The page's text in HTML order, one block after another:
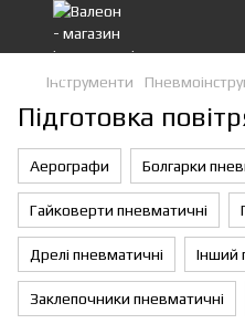
Інструменти
Підготовка
Аерографи Болгарки
Гайковерти пневматичні
Дрелі пневматичні Інший
Заклепочники пневматичні